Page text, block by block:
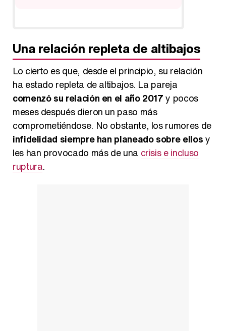
Una relación repleta de altibajos
Lo cierto es que, desde el principio, su relación
ha estado repleta de altibajos. La pareja
comenzó su relación en el año 2017y pocos
meses después dieron un paso más
comprometiéndose. No obstante, los rumores de
infidelidad siempre han planeado sobre ellosy
les han provocado más de una crisis e incluso
ruptura.